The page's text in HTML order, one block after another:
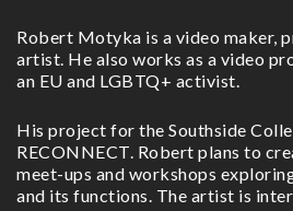
Robert Motyka is a video maker,
artist. He also works as a video
an EU and LGBTQ+ activist.
His project for the Southside
RECONNECT. Robert plans to
meet-ups and workshops
and its functions. The artist is